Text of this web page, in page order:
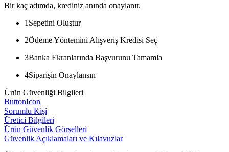
Bir kaç adımda, krediniz anında onaylanır.
1 Sepetini Oluştur
2Ödeme Yöntemini Alışveriş Kredisi Seç
3Banka Ekranlarında Başvurunu Tamamla
4Siparişin Onaylansın
Ürün Güvenliği Bilgileri
ButtonIcon
Sorumlu Kişi
Üretici Bilgileri
Ürün Güvenlik Görselleri
Güvenlik Açıklamaları ve Kılavuzlar